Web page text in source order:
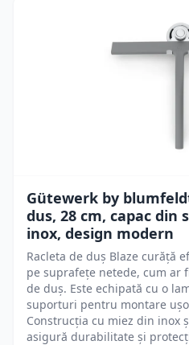
Gütewerk by
dus, 28 cm, capac din
inox, design modern
Racleta de duș Blaze curăță
pe suprafețe netede, cum ar
de duș. Este echipată cu o
suporturi pentru montare
Construcția cu miez din inox
asigură durabilitate și